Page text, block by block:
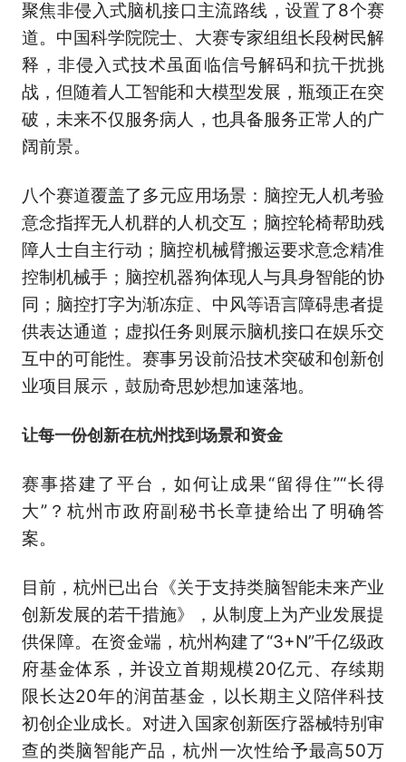
聚焦非侵入式脑机接口主流路线，设置了8个赛
道。中国科学院院士、大赛专家组组长段树民解
释，非侵入式技术虽面临信号解码和抗干扰挑
战，但随着人工智能和大模型发展，瓶颈正在突
破，未来不仅服务病人，也具备服务正常人的广
阔前景。
八个赛道覆盖了多元应用场景：脑控无人机考验
意念指挥无人机群的人机交互；脑控轮椅帮助残
障人士自主行动；脑控机械臂搬运要求意念精准
控制机械手；脑控机器狗体现人与具身智能的协
同；脑控打字为渐冻症、中风等语言障碍患者提
供表达通道；虚拟任务则展示脑机接口在娱乐交
互中的可能性。赛事另设前沿技术突破和创新创
业项目展示，鼓励奇思妙想加速落地。
让每一份创新在杭州找到场景和资金
赛事搭建了平台，如何让成果“留得住”“长得
大”？杭州市政府副秘书长章捷给出了明确答
案。
目前，杭州已出台《关于支持类脑智能未来产业
创新发展的若干措施》，从制度上为产业发展提
供保障。在资金端，杭州构建了“3+N”千亿级政
府基金体系，并设立首期规模20亿元、存续期
限长达20年的润苗基金，以长期主义陪伴科技
初创企业成长。对进入国家创新医疗器械特别审
查的类脑智能产品，杭州一次性给予最高50万